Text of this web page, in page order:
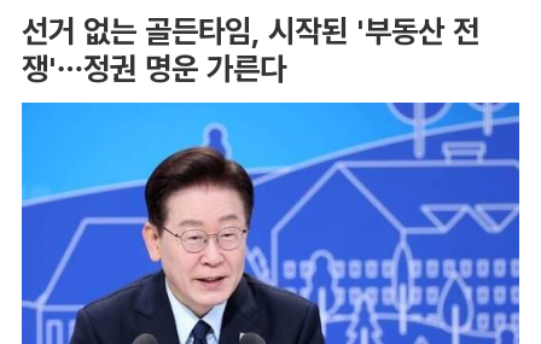
선거 없는 골든타임, 시작된 '부동산 전
쟁'…정권 명운 가른다